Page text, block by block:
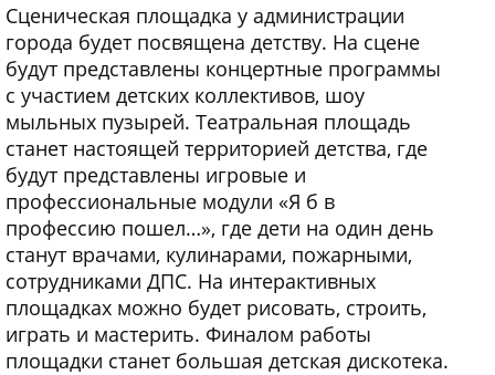
Сценическая площадка у администрации
города будет посвящена детству. На сцене
будут представлены концертные программы
с участием детских коллективов, шоу
мыльных пузырей. Театральная площадь
станет настоящей территорией детства, где
будут представлены игровые и
профессиональные модули «Я б в
профессию пошел…», где дети на один день
станут врачами, кулинарами, пожарными,
сотрудниками ДПС. На интерактивных
площадках можно будет рисовать, строить,
играть и мастерить. Финалом работы
площадки станет большая детская дискотека.